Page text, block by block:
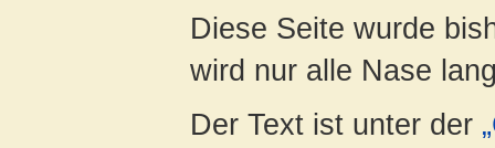
Diese Seite wurde
wird nur alle Nase
Der Text ist unter der